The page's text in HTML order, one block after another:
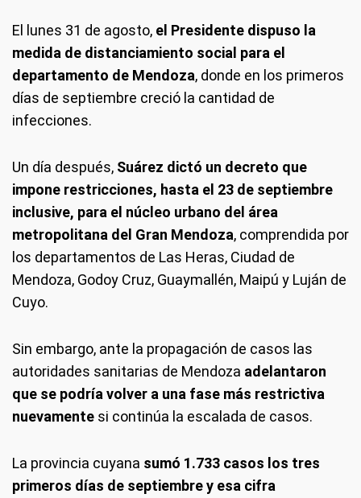
El lunes 31 de agosto, el Presidente dispuso la
medida de distanciamiento social para el
departamento de Mendoza, donde en los primeros
días de septiembre creció la cantidad de
infecciones.
Un día después, Suárez dictó un decreto que
impone restricciones, hasta el 23 de septiembre
inclusive, para el núcleo urbano del área
metropolitana del Gran Mendoza, comprendida por
los departamentos de Las Heras, Ciudad de
Mendoza, Godoy Cruz, Guaymallén, Maipú y Luján de
Cuyo.
Sin embargo, ante la propagación de casos las
autoridades sanitarias de Mendoza adelantaron
que se podría volver a una fase más restrictiva
nuevamente si continúa la escalada de casos.
La provincia cuyana sumó 1.733 casos los tres
primeros días de septiembre y esa cifra